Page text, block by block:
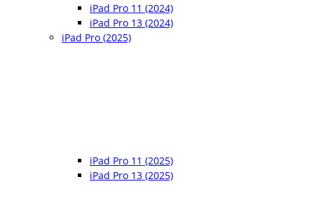
iPad Pro 11 (2024)
iPad Pro 13 (2024)
iPad Pro (2025)
iPad Pro 11 (2025)
iPad Pro 13 (2025)